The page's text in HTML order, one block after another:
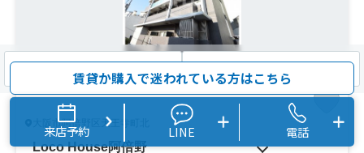
大阪市阿倍野区天王寺町北
Loco House阿倍野
検索条件を変更 まとめてお問い合わせ
賃貸か購入で迷われている方はこちら
来店予約 LINE 電話